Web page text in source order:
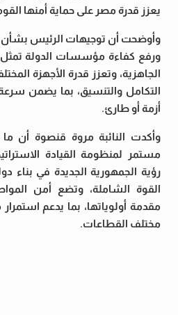
يعزز قدرة مصر على حماية أمنها
وأوضحت أن توجيهات الرئيس بشأن
ورفع كفاءة مؤسسات الدولة تمثل
الجاهزية، وتعزز قدرة الأجهزة
التكامل والتنسيق، بما يضمن سرعة
أزمة أو طارئ.
وأكدت النائبة مروة قنصوة أن
مستمر لمنظومة القيادة
رؤية الجمهورية الجديدة في بناء
القوة الشاملة، وتضع أمن
مقدمة أولوياتها، بما يدعم استمرار
مختلف القطاعات.